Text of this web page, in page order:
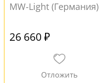
MW-Light (Германия)
26 660 ₽